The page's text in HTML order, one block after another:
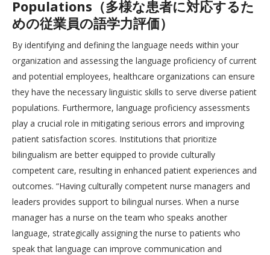
Populations（多様な患者に対応するた
めの従業員の語学力評価）
By identifying and defining the language needs within your
organization and assessing the language proficiency of current
and potential employees, healthcare organizations can ensure
they have the necessary linguistic skills to serve diverse patient
populations. Furthermore, language proficiency assessments
play a crucial role in mitigating serious errors and improving
patient satisfaction scores. Institutions that prioritize
bilingualism are better equipped to provide culturally
competent care, resulting in enhanced patient experiences and
outcomes. “Having culturally competent nurse managers and
leaders provides support to bilingual nurses. When a nurse
manager has a nurse on the team who speaks another
language, strategically assigning the nurse to patients who
speak that language can improve communication and